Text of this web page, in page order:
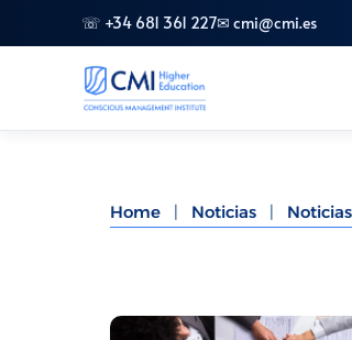
☏ +34 681 361 227✉ cmi@cmi.es
Home | Noticias |